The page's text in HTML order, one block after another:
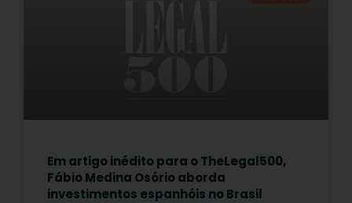
Em artigo inédito para o TheLegal500,
Fábio Medina Osório aborda
investimentos espanhóis no Brasil